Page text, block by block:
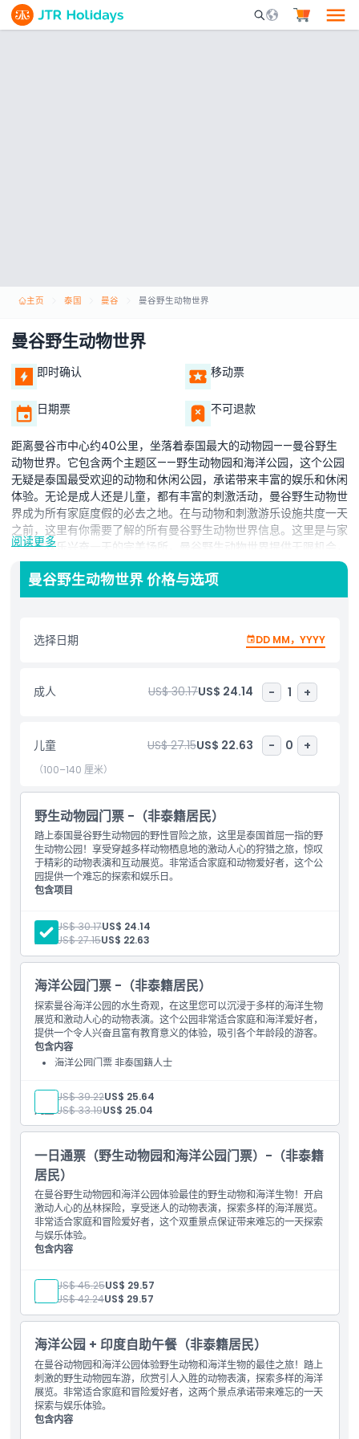
Mobile Search
主页 泰国 曼谷 曼谷野生动物世界
曼谷野生动物世界
即时确认 移动票
日期票 不可退款
距离曼谷市中心约40公里，坐落着泰国最大的动物园——曼谷野生
动物世界。它包含两个主题区——野生动物园和海洋公园，这个公园
无疑是泰国最受欢迎的动物和休闲公园，承诺带来丰富的娱乐和休闲
体验。无论是成人还是儿童，都有丰富的刺激活动，曼谷野生动物世
界成为所有家庭度假的必去之地。在与动物和刺激游乐设施共度一天
之前，这里有你需要了解的所有曼谷野生动物世界信息。这里是与家
人共度欢乐兴奋一天的完美场所，曼谷野生动物世界提供无限机会，
在尽情娱乐的同时探索大自然和野生动物的美丽。
野生动物世界分为两个截然不同的部分，野生动物园和海洋公园。在
赏到8个极具特色的惊险表演，包括激动人心的猩猩拳击表演、海狮
还拥有精彩的景点，如白虎、热带雨林鸟舍和锦鲤花园。你还可以欣
赏令人惊叹的老虎和狮子喂食表演。你可以体验真实的丛林狩猎之
请务必提前在线预订门票，享受无忧体验。
儿童成人政策
排除项
营业时间
需要了解的事项
取消政策
阅读更多
曼谷野生动物世界 价格与选项
选择日期 DD MM，YYYY
成人 US$ 30.17US$ 24.14 - 1 +
儿童 US$ 27.15US$ 22.63 - 0 +
（100–140 厘米）
野生动物园门票 -（非泰籍居民）
踏上泰国曼谷野生动物园的野性冒险之旅，这里是泰国首屈一指的野
生动物公园！享受穿越多样动物栖息地的激动人心的狩猎之旅，惊叹
于精彩的动物表演和互动展览。非常适合家庭和动物爱好者，这个公
园提供一个难忘的探索和娱乐日。
包含项目
成人: US$ 30.17US$ 24.14
儿童:
US$ 27.15US$ 22.63
海洋公园门票 -（非泰籍居民）
探索曼谷海洋公园的水生奇观，在这里您可以沉浸于多样的海洋生物
展览和激动人心的动物表演。这个公园非常适合家庭和海洋爱好者，
提供一个令人兴奋且富有教育意义的体验，吸引各个年龄段的游客。
包含内容
海洋公园门票 非泰国籍人士
成人: US$ 39.22US$ 25.64
儿童:US$ 33.19US$ 25.04
一日通票（野生动物园和海洋公园门票）-（非泰籍
居民）
在曼谷野生动物园和海洋公园体验最佳的野生动物和海洋生物！开启
激动人心的丛林探险，享受迷人的动物表演，探索多样的海洋展览。
非常适合家庭和冒险爱好者，这个双重景点保证带来难忘的一天探索
与娱乐体验。
包含内容
成人: US$ 45.25US$ 29.57
儿童: US$ 42.24US$ 29.57
海洋公园 + 印度自助午餐（非泰籍居民）
在曼谷动物园和海洋公园体验野生动物和海洋生物的最佳之旅！踏上
刺激的野生动物园车游，欣赏引人入胜的动物表演，探索多样的海洋
展览。非常适合家庭和冒险爱好者，这两个景点承诺带来难忘的一天
探索与娱乐体验。
包含内容